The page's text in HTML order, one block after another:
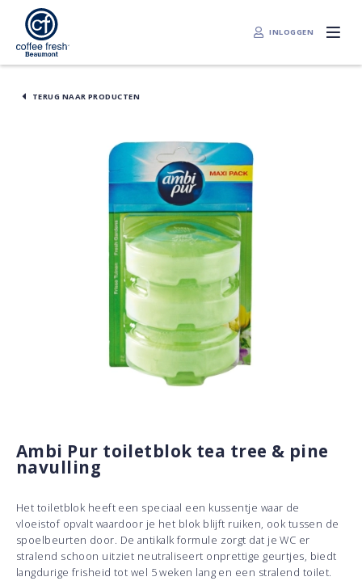
INLOGGEN
TERUG NAAR PRODUCTEN
Ambi Pur toiletblok tea tree & pine
navulling
Het toiletblok heeft een speciaal een kussentje waar de
vloeistof opvalt waardoor je het blok blijft ruiken, ook tussen de
spoelbeurten door. De antikalk formule zorgt dat je WC er
stralend schoon uitziet neutraliseert onprettige geurtjes, biedt
langdurige frisheid tot wel 5 weken lang en een stralend toilet.